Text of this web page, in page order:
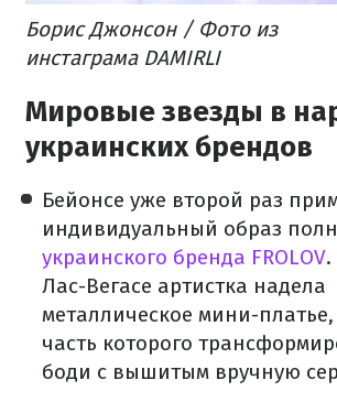
Борис Джонсон / Фото из
инстаграма DAMIRLI
Мировые звезды в
украинских брендов
Бейонсе уже второй раз
индивидуальный образ
украинского бренда FROLOV
Лас-Вегасе артистка надела
металлическое мини-платье,
часть которого
боди с вышитым вручную